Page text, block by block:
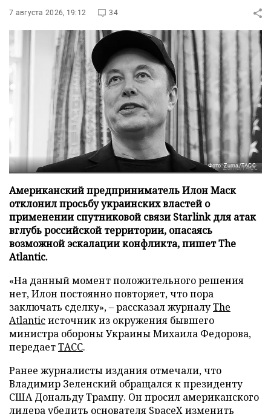
7 августа 2026, 19:12 34
Фото: Zuma/ТАСС
Американский предприниматель Илон Маск
отклонил просьбу украинских властей о
применении спутниковой связи Starlink для атак
вглубь российской территории, опасаясь
возможной эскалации конфликта, пишет The
Atlantic.
«На данный момент положительного решения
нет, Илон постоянно повторяет, что пора
заключать сделку», – рассказал журналуThe
Atlanticисточник из окружения бывшего
министра обороны Украины Михаила Федорова,
передаетТАСС.
Ранее журналисты издания отмечали, что
Владимир Зеленский обращался к президенту
США Дональду Трампу. Он просил американского
лидера убедить основателя SpaceX изменить